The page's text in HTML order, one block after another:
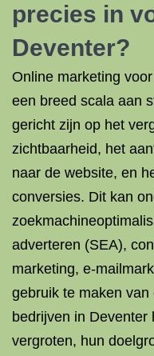
precies in
Deventer?
Online marketing
een breed scala aan
gericht zijn op het
zichtbaarheid, het
naar de website, en
conversies. Dit kan
adverteren (SEA),
marketing, e-
gebruik te maken
bedrijven in Deventer
vergroten, hun